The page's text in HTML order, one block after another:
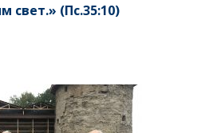
свет.» (Пс.35:10)